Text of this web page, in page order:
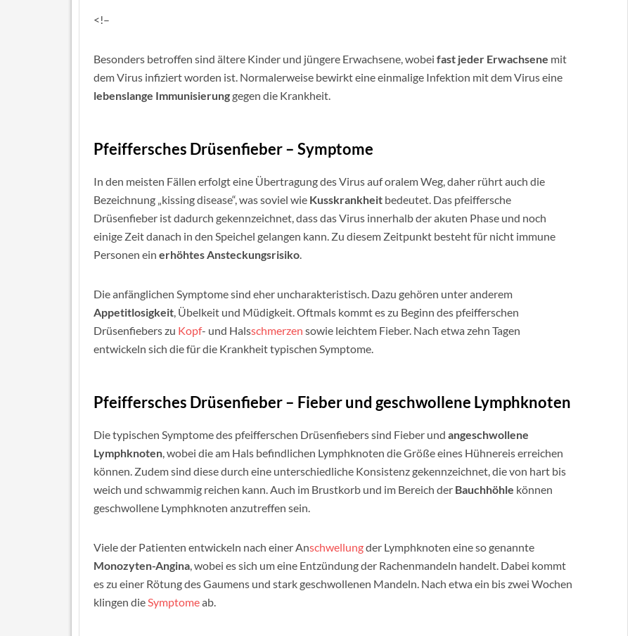
<!–
Besonders betroffen sind ältere Kinder und jüngere Erwachsene, wobei fast jeder Erwachsene mit
dem Virus infiziert worden ist. Normalerweise bewirkt eine einmalige Infektion mit dem Virus eine
lebenslange Immunisierunggegen die Krankheit.
Pfeiffersches Drüsenfieber – Symptome
In den meisten Fällen erfolgt eine Übertragung des Virus auf oralem Weg, daher rührt auch die
Bezeichnung „kissing disease“, was soviel wie Kusskrankheit bedeutet. Das pfeiffersche
Drüsenfieber ist dadurch gekennzeichnet, dass das Virus innerhalb der akuten Phase und noch
einige Zeit danach in den Speichel gelangen kann. Zu diesem Zeitpunkt besteht für nicht immune
Personen ein erhöhtes Ansteckungsrisiko.
Die anfänglichen Symptome sind eher uncharakteristisch. Dazu gehören unter anderem
Appetitlosigkeit, Übelkeit und Müdigkeit. Oftmals kommt es zu Beginn des pfeifferschen
Drüsenfiebers zu Kopf- und Halsschmerzen sowie leichtem Fieber. Nach etwa zehn Tagen
entwickeln sich die für die Krankheit typischen Symptome.
Pfeiffersches Drüsenfieber – Fieber und geschwollene Lymphknoten
Die typischen Symptome des pfeifferschen Drüsenfiebers sind Fieber und angeschwollene
Lymphknoten, wobei die am Hals befindlichen Lymphknoten die Größe eines Hühnereis erreichen
können. Zudem sind diese durch eine unterschiedliche Konsistenz gekennzeichnet, die von hart bis
weich und schwammig reichen kann. Auch im Brustkorb und im Bereich der Bauchhöhle können
geschwollene Lymphknoten anzutreffen sein.
Viele der Patienten entwickeln nach einer Anschwellungder Lymphknoten eine so genannte
Monozyten-Angina, wobei es sich um eine Entzündung der Rachenmandeln handelt. Dabei kommt
es zu einer Rötung des Gaumens und stark geschwollenen Mandeln. Nach etwa ein bis zwei Wochen
klingen dieSymptomeab.